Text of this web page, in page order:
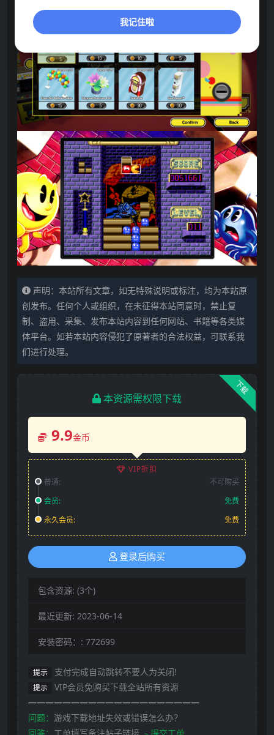
声明：本站所有文章，如无特殊说明或标注，均为本站原
创发布。任何个人或组织，在未征得本站同意时，禁止复
制、盗用、采集、发布本站内容到任何网站、书籍等各类媒
体平台。如若本站内容侵犯了原著者的合法权益，可联系我
们进行处理。
下载
本资源需权限下载
9.9金币
VIP折扣
普通:
不可购买
会员:
免费
永久会员:
免费
登录后购买
包含资源: (3个)
最近更新: 2023-06-14
安装密码：: 772699
提示 支付完成自动跳转不要人为关闭!
提示
VIP会员免购买下载全站所有资源
————————————————————
问题： 游戏下载地址失效或错误怎么办？
我记住啦